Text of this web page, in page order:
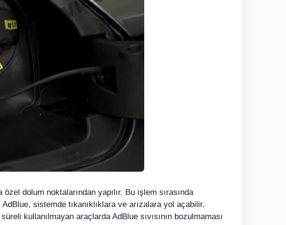
dolum noktalarından yapılır. Bu işlem sırasında
sistemde tıkanıklıklara ve arızalara yol açabilir.
kullanılmayan araçlarda AdBlue sıvısının bozulmaması